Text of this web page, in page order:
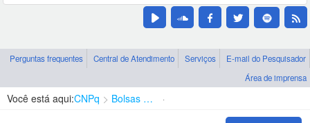
Perguntas frequentes Central de Atendimento Serviços
E-mail do Pesquisador
Área de imprensa
Você está aqui:CNPq Bolsas e Auxílios Vigentes